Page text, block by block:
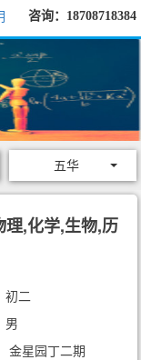
咨询：18708718384
五华
理,化学,生物,历
初二
男
金星园丁二期